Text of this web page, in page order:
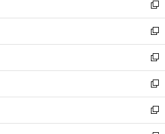
く
で
開
く
ド
ウ
で
開
く
新
し
い
ウ
ィ
ン
ド
ウ
で
開
新
し
い
ウ
ィ
ン
ド
ウ
新
し
い
ウ
ィ
ン
新
し
い
ウ
新
し